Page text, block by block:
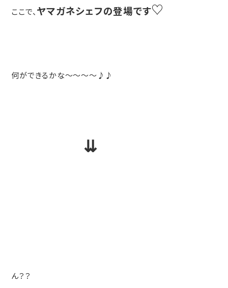
ここで、 ヤマガネシェフの登場です♡
何ができるかな～～～～♪♪
⇊
ん？？